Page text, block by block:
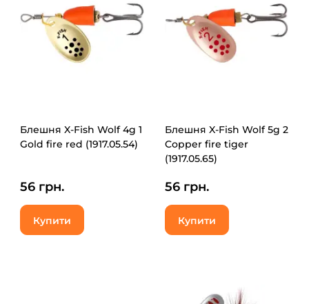
Блешня X-Fish Wolf 4g 1
Gold fire red (1917.05.54)
56 грн.
Купити
Блешня X-Fish Wolf 5g 2
Copper fire tiger
(1917.05.65)
56 грн.
Купити